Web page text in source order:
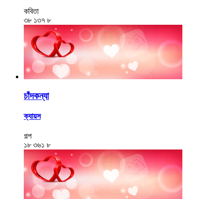
কবিতা
৩৮ ১৩৭ ৮
চাঁদকন্যা
ক্যায়স
গল্প
১৮ ৩৬১ ৮